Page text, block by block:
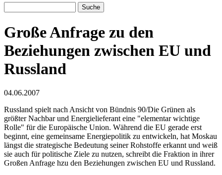
Große Anfrage zu den
Beziehungen zwischen EU und
Russland
04.06.2007
Russland spielt nach Ansicht von Bündnis 90/Die Grünen als
größter Nachbar und Energielieferant eine "elementar wichtige
Rolle" für die Europäische Union. Während die EU gerade erst
beginnt, eine gemeinsame Energiepolitik zu entwickeln, hat Moskau
längst die strategische Bedeutung seiner Rohstoffe erkannt und weiß
sie auch für politische Ziele zu nutzen, schreibt die Fraktion in ihrer
Großen Anfrage hzu den Beziehungen zwischen EU und Russland.